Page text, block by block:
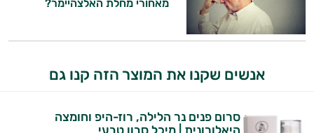
טיפוח
מאחורי מחלת האלצהיימר?
אנשים שקנו את המוצר הזה קנו גם
סרום פנים נר הלילה, רוז-היפ וחומצה
היי,
התשובות שלי מבוססות על מאגרי מידע קליניים
ותזונת הספורט.